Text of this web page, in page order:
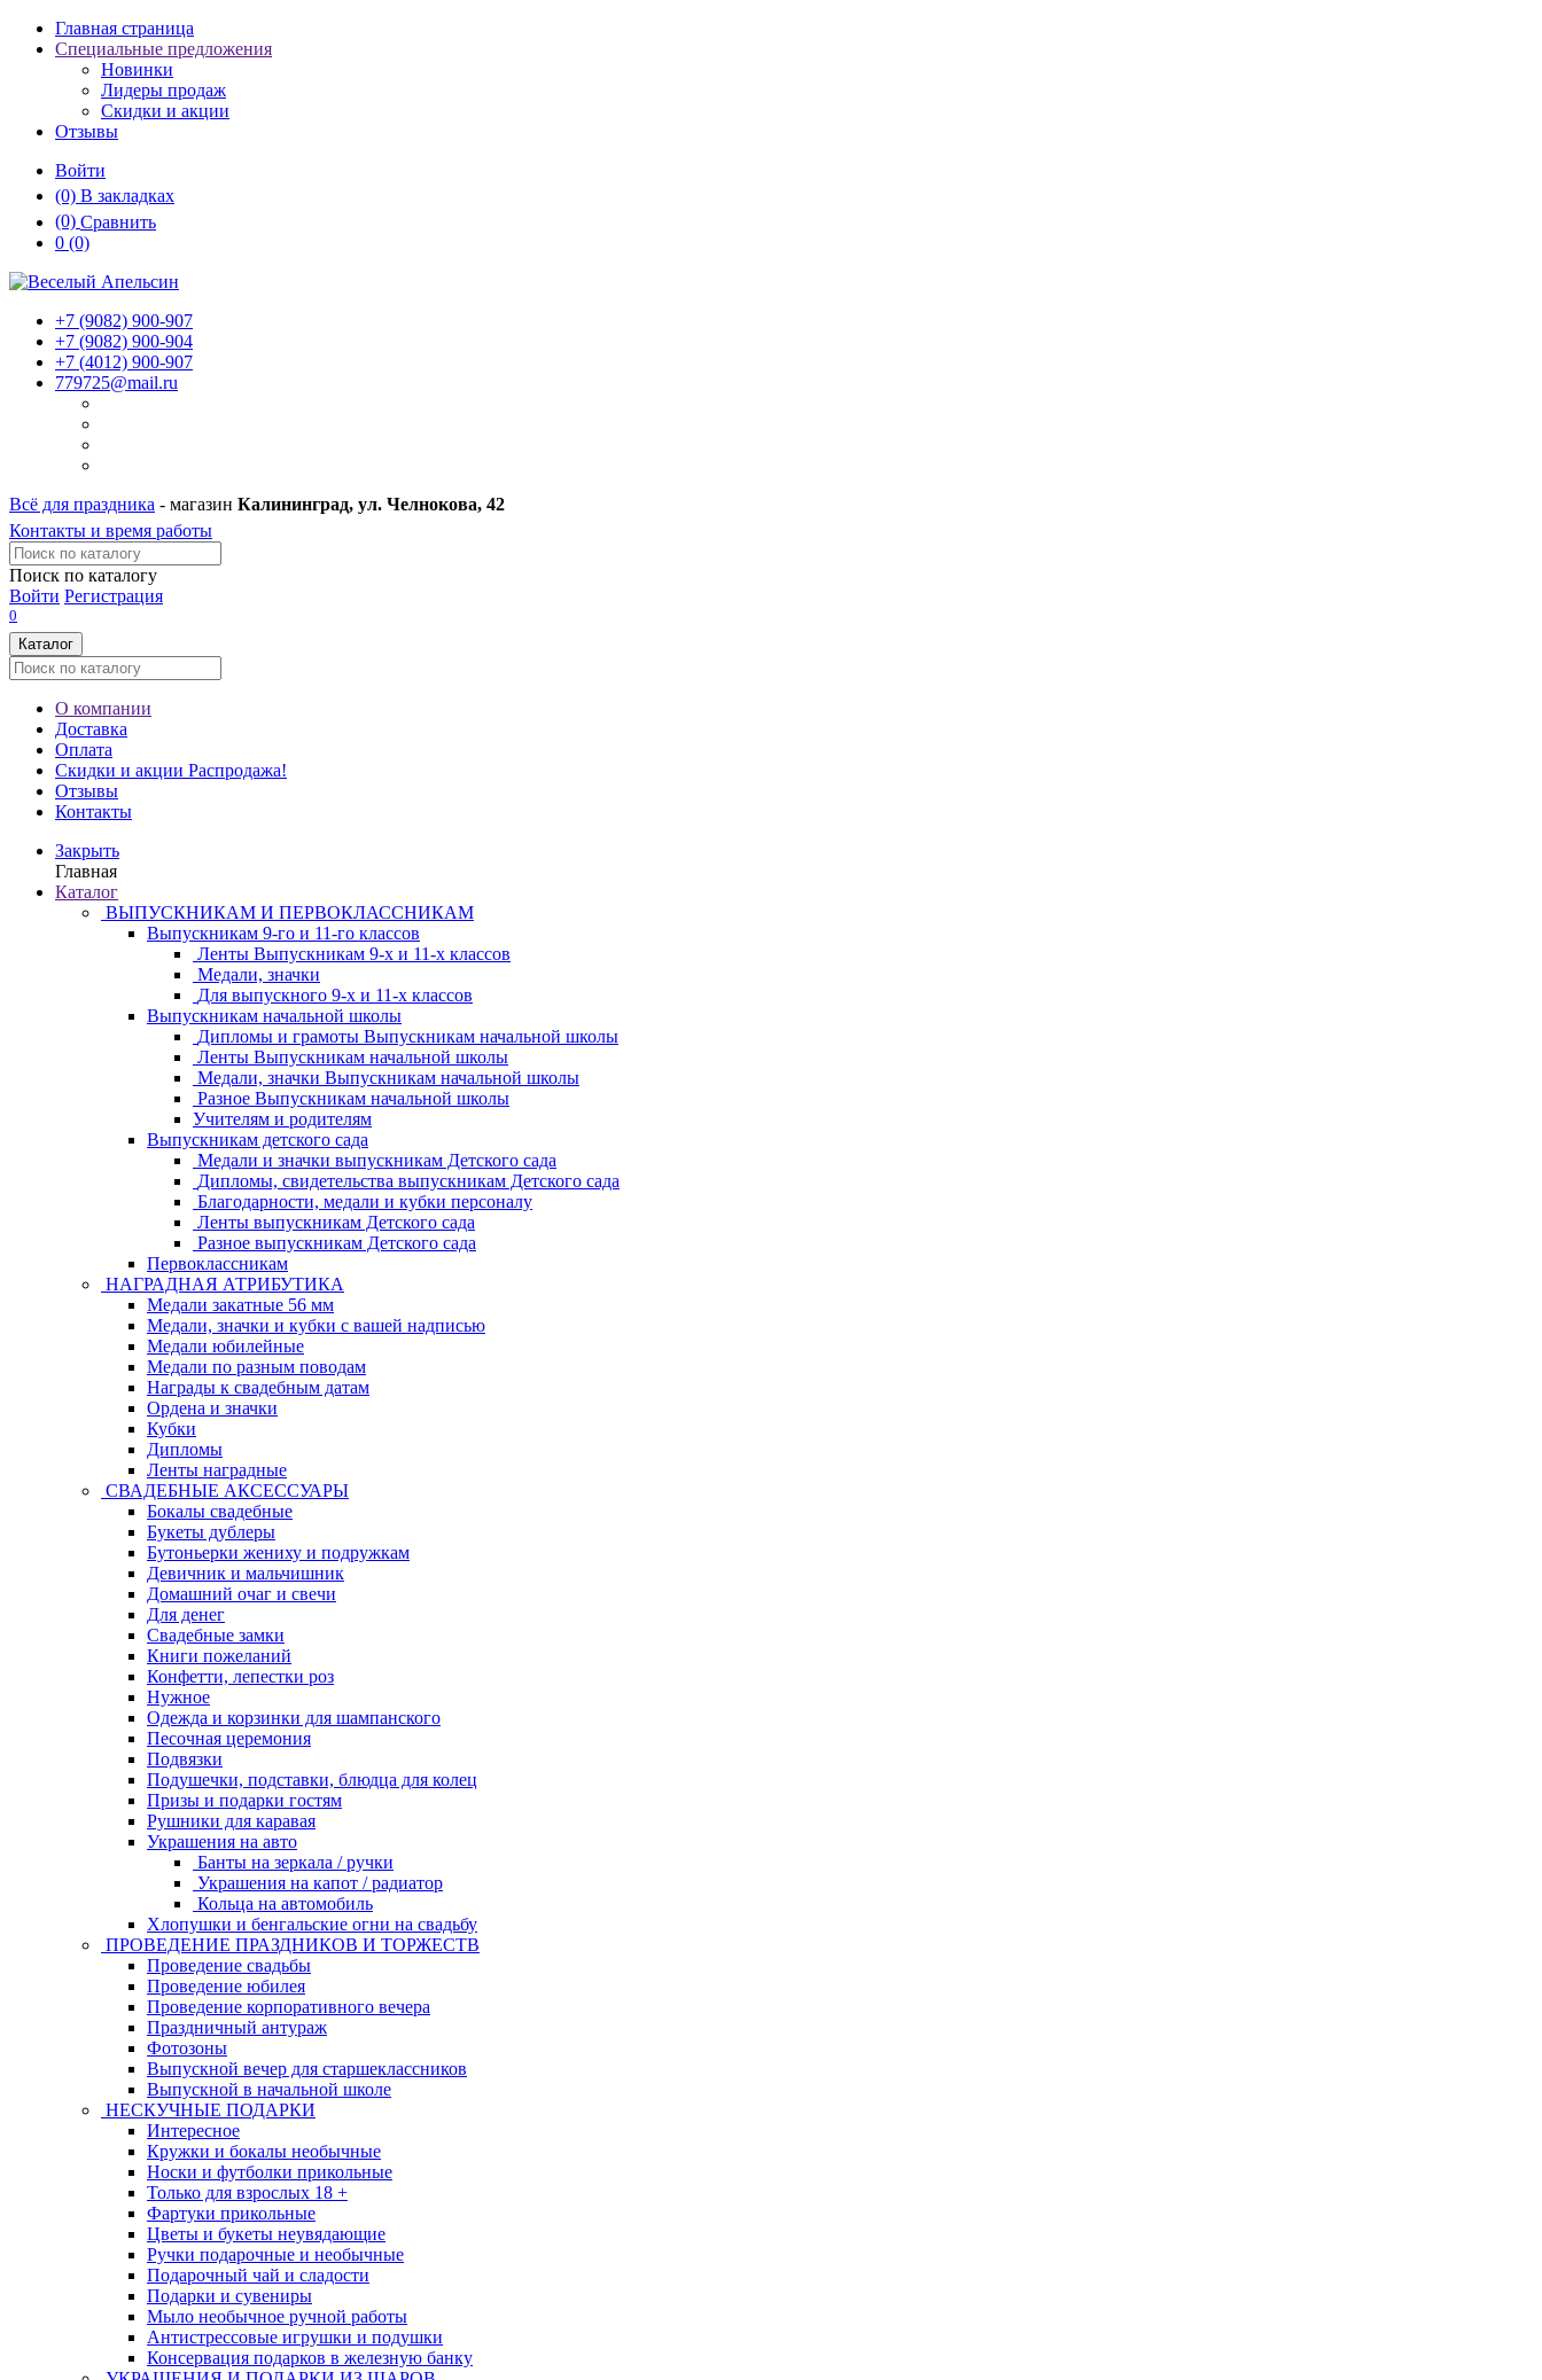
Главная страница
Специальные предложения
Новинки
Лидеры продаж
Скидки и акции
Отзывы
Войти
(0) В закладках
(0) Сравнить
0 (0)
+7 (9082) 900-907
+7 (9082) 900-904
+7 (4012) 900-907
779725@mail.ru
Всё для праздника - магазин Калининград, ул. Челнокова, 42
Контакты и время работы
Поиск по каталогу
Войти Регистрация
0
Каталог
О компании
Доставка
Оплата
Скидки и акции Распродажа!
Отзывы
Контакты
Закрыть
Главная
Каталог
ВЫПУСКНИКАМ И ПЕРВОКЛАССНИКАМ
Выпускникам 9-го и 11-го классов
Ленты Выпускникам 9-х и 11-х классов
Медали, значки
Для выпускного 9-х и 11-х классов
Выпускникам начальной школы
Дипломы и грамоты Выпускникам начальной школы
Ленты Выпускникам начальной школы
Медали, значки Выпускникам начальной школы
Разное Выпускникам начальной школы
Учителям и родителям
Выпускникам детского сада
Медали и значки выпускникам Детского сада
Дипломы, свидетельства выпускникам Детского сада
Благодарности, медали и кубки персоналу
Ленты выпускникам Детского сада
Разное выпускникам Детского сада
Первоклассникам
НАГРАДНАЯ АТРИБУТИКА
Медали закатные 56 мм
Медали, значки и кубки с вашей надписью
Медали юбилейные
Медали по разным поводам
Награды к свадебным датам
Ордена и значки
Кубки
Дипломы
Ленты наградные
СВАДЕБНЫЕ АКСЕССУАРЫ
Бокалы свадебные
Букеты дублеры
Бутоньерки жениху и подружкам
Девичник и мальчишник
Домашний очаг и свечи
Для денег
Свадебные замки
Книги пожеланий
Конфетти, лепестки роз
Нужное
Одежда и корзинки для шампанского
Песочная церемония
Подвязки
Подушечки, подставки, блюдца для колец
Призы и подарки гостям
Рушники для каравая
Украшения на авто
Банты на зеркала / ручки
Украшения на капот / радиатор
Кольца на автомобиль
Хлопушки и бенгальские огни на свадьбу
ПРОВЕДЕНИЕ ПРАЗДНИКОВ И ТОРЖЕСТВ
Проведение свадьбы
Проведение юбилея
Проведение корпоративного вечера
Праздничный антураж
Фотозоны
Выпускной вечер для старшеклассников
Выпускной в начальной школе
НЕСКУЧНЫЕ ПОДАРКИ
Интересное
Кружки и бокалы необычные
Носки и футболки прикольные
Только для взрослых 18 +
Фартуки прикольные
Цветы и букеты неувядающие
Ручки подарочные и необычные
Подарочный чай и сладости
Подарки и сувениры
Мыло необычное ручной работы
Антистрессовые игрушки и подушки
Консервация подарков в железную банку